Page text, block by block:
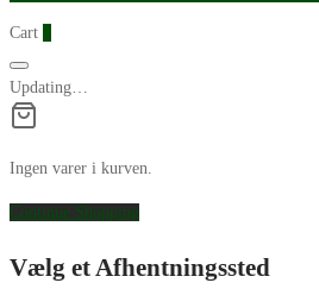
Cart
Updating…
Ingen varer i kurven.
Continue Shopping
Vælg et Afhentningssted